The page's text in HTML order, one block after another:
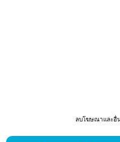
ลบโฆษณาและอื่